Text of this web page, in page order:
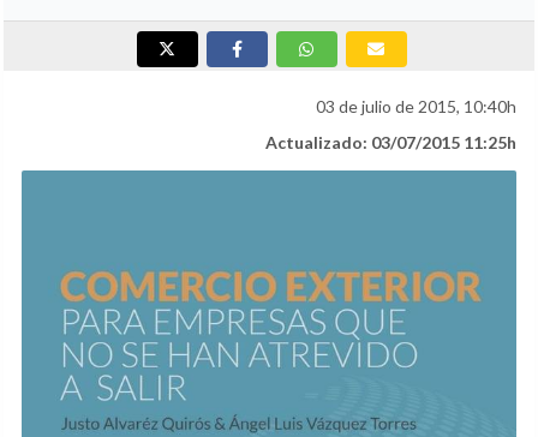
03 de julio de 2015, 10:40h
Actualizado: 03/07/2015 11:25h